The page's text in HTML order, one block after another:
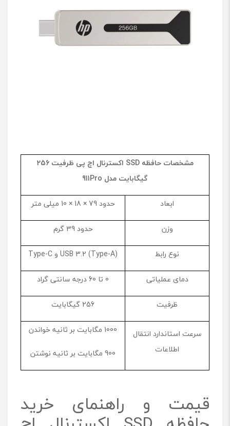
مشخصات حافظه SSD اکسترنال اچ پی ظرفیت 256
گیگابایت مدل 911Pro
ابعاد
حدود 79 × 18 × 10 میلی متر
وزن
حدود 39 گرم
نوع رابط
USB 3.2 (Type-A) و Type-C
دمای عملیاتی
0 تا 60 درجه سانتی گراد
ظرفیت
256 گیگابایت
سرعت استاندارد انتقال
اطلاعات
1000 مگابایت بر ثانیه خواندن
900 مگابایت بر ثانیه نوشتن
قیمت و راهنمای خرید